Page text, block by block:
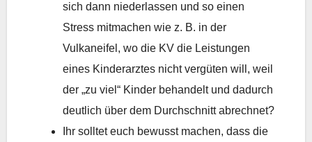
sich dann niederlassen und so einen
Stress mitmachen wie z. B. in der
Vulkaneifel, wo die KV die Leistungen
eines Kinderarztes nicht vergüten will, weil
der „zu viel“ Kinder behandelt und dadurch
deutlich über dem Durchschnitt abrechnet?
Ihr solltet euch bewusst machen, dass die